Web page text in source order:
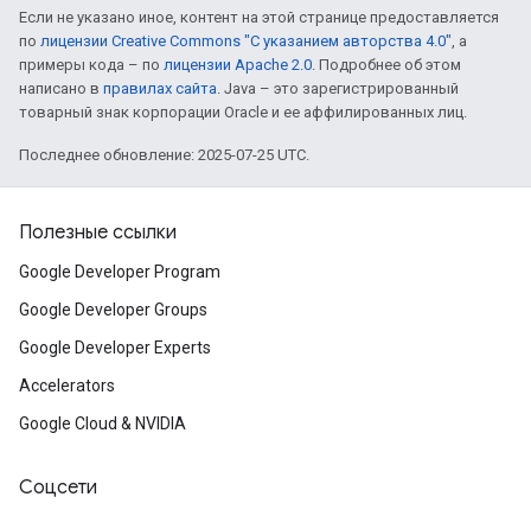
Если не указано иное, контент на этой странице предоставляется
по лицензии Creative Commons "С указанием авторства 4.0", а
примеры кода – по лицензии Apache 2.0. Подробнее об этом
написано в правилах сайта. Java – это зарегистрированный
товарный знак корпорации Oracle и ее аффилированных лиц.
Последнее обновление: 2025-07-25 UTC.
Полезные ссылки
Google Developer Program
Google Developer Groups
Google Developer Experts
Accelerators
Google Cloud & NVIDIA
Соцсети